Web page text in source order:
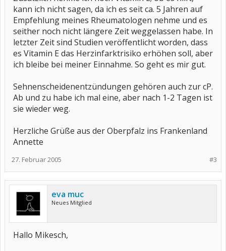
kann ich nicht sagen, da ich es seit ca. 5 Jahren auf
Empfehlung meines Rheumatologen nehme und es
seither noch nicht längere Zeit weggelassen habe. In
letzter Zeit sind Studien veröffentlicht worden, dass
es Vitamin E das Herzinfarktrisiko erhöhen soll, aber
ich bleibe bei meiner Einnahme. So geht es mir gut.
Sehnenscheidenentzündungen gehören auch zur cP.
Ab und zu habe ich mal eine, aber nach 1-2 Tagen ist
sie wieder weg.
Herzliche Grüße aus der Oberpfalz ins Frankenland
Annette
#3
27. Februar 2005
eva muc
Neues Mitglied
Hallo Mikesch,